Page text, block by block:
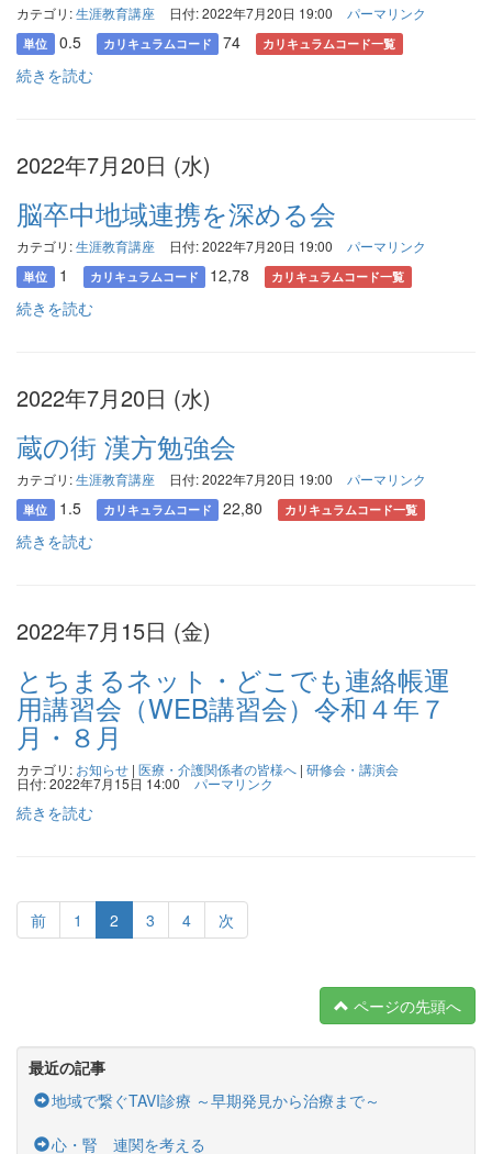
カテゴリ:生涯教育講座 日付: 2022年7月20日 19:00 パーマリンク
単位 0.5 カリキュラムコード 74 カリキュラムコード一覧
続きを読む
2022年7月20日 (水)
脳卒中地域連携を深める会
カテゴリ:生涯教育講座 日付: 2022年7月20日 19:00 パーマリンク
単位 1 カリキュラムコード 12,78 カリキュラムコード一覧
続きを読む
2022年7月20日 (水)
蔵の街 漢方勉強会
カテゴリ:生涯教育講座 日付: 2022年7月20日 19:00 パーマリンク
単位 1.5 カリキュラムコード 22,80 カリキュラムコード一覧
続きを読む
2022年7月15日 (金)
とちまるネット・どこでも連絡帳運
用講習会（WEB講習会）令和４年７
月・８月
カテゴリ: お知らせ | 医療・介護関係者の皆様へ | 研修会・講演会
日付: 2022年7月15日 14:00 パーマリンク
続きを読む
前 1 2 3 4 次
ページの先頭へ
最近の記事
地域で繋ぐTAVI診療 ～早期発見から治療まで～
心・腎 連関を考える